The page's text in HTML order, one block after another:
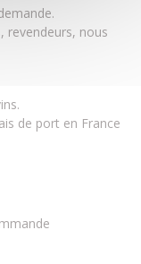
revendeurs, nous
de port en France